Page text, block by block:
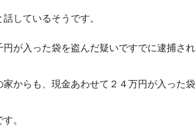
しているそうです。
が入った袋を盗んだ疑いですでに逮捕され
からも、現金あわせて２４万円が入った袋
。